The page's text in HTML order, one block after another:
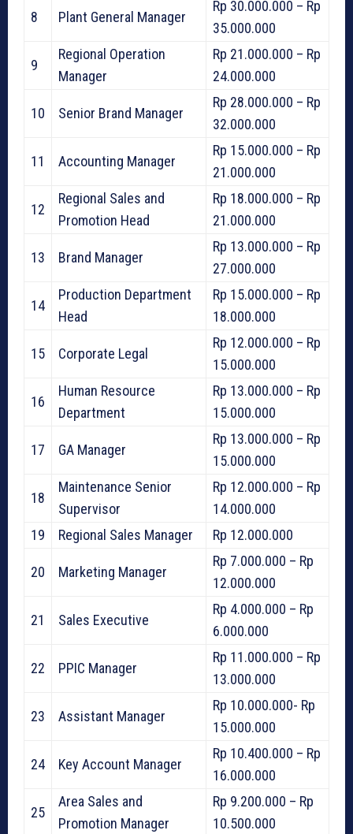
8 Plant General Manager
Rp 30.000.000 – Rp
35.000.000
9
Regional Operation
Manager
Rp 21.000.000 – Rp
24.000.000
10 Senior Brand Manager
Rp 28.000.000 – Rp
32.000.000
11 Accounting Manager
Rp 15.000.000 – Rp
21.000.000
12
Regional Sales and
Promotion Head
Rp 18.000.000 – Rp
21.000.000
13 Brand Manager
Rp 13.000.000 – Rp
27.000.000
14
Production Department
Head
Rp 15.000.000 – Rp
18.000.000
15 Corporate Legal
Rp 12.000.000 – Rp
15.000.000
16
Human Resource
Department
Rp 13.000.000 – Rp
15.000.000
17 GA Manager
Rp 13.000.000 – Rp
15.000.000
18
Maintenance Senior
Supervisor
Rp 12.000.000 – Rp
14.000.000
19
Regional Sales Manager Rp 12.000.000
20 Marketing Manager
Rp 7.000.000 – Rp
12.000.000
21 Sales Executive
Rp 4.000.000 – Rp
6.000.000
22 PPIC Manager
Rp 11.000.000 – Rp
13.000.000
23 Assistant Manager
Rp 10.000.000- Rp
15.000.000
24 Key Account Manager
Rp 10.400.000 – Rp
16.000.000
25
Area Sales and
Promotion Manager
Rp 9.200.000 – Rp
10.500.000